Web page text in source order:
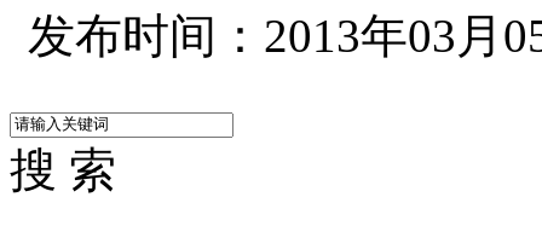
发布时间：2013年03月
搜 索